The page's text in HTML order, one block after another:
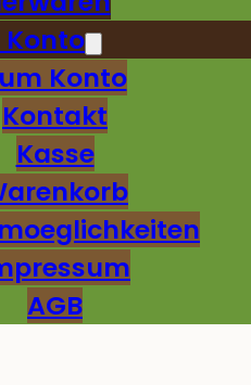
Konto
Konto
Kontakt
Kasse
AGB